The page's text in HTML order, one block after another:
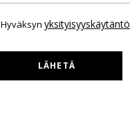
Hyväksyn yksityisyyskäytäntö
LÄHETÄ